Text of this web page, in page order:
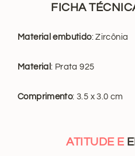
FICHA
Material embutido: Zircônia
Material: Prata 925
Comprimento: 3.5 x 3.0 cm
ATITUDE E